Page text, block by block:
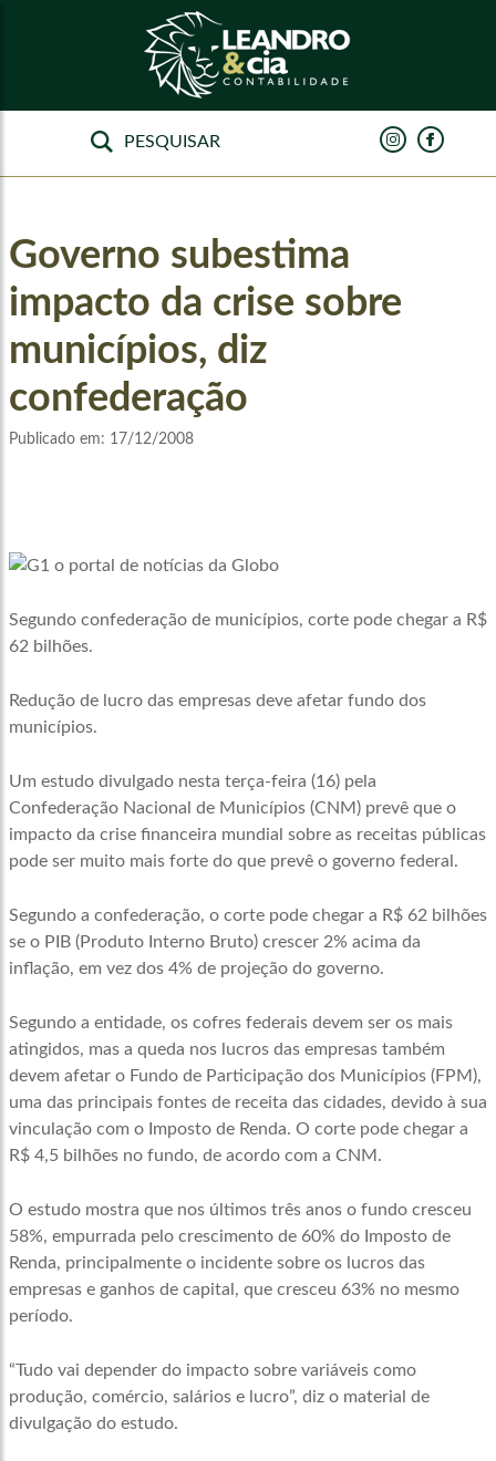
Governo subestima
impacto da crise sobre
municípios, diz
confederação
Publicado em: 17/12/2008
Segundo confederação de municípios, corte pode chegar a R$
62 bilhões.
Redução de lucro das empresas deve afetar fundo dos
municípios.
Um estudo divulgado nesta terça-feira (16) pela
Confederação Nacional de Municípios (CNM) prevê que o
impacto da crise financeira mundial sobre as receitas públicas
pode ser muito mais forte do que prevê o governo federal.
Segundo a confederação, o corte pode chegar a R$ 62 bilhões
se o PIB (Produto Interno Bruto) crescer 2% acima da
inflação, em vez dos 4% de projeção do governo.
Segundo a entidade, os cofres federais devem ser os mais
atingidos, mas a queda nos lucros das empresas também
devem afetar o Fundo de Participação dos Municípios (FPM),
uma das principais fontes de receita das cidades, devido à sua
vinculação com o Imposto de Renda. O corte pode chegar a
R$ 4,5 bilhões no fundo, de acordo com a CNM.
O estudo mostra que nos últimos três anos o fundo cresceu
58%, empurrada pelo crescimento de 60% do Imposto de
Renda, principalmente o incidente sobre os lucros das
empresas e ganhos de capital, que cresceu 63% no mesmo
período.
“Tudo vai depender do impacto sobre variáveis como
produção, comércio, salários e lucro”, diz o material de
divulgação do estudo.